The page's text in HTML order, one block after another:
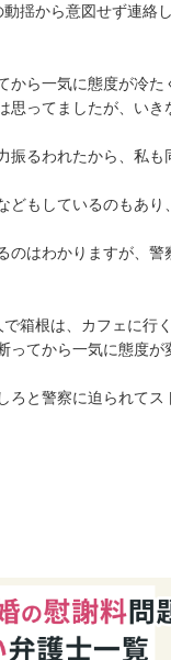
揺から意図せず連絡
から一気に態度が冷
思ってましたが、い
振るわれたから、私
もしているのもあ
のはわかりますが、
箱根は、カフェに行
ってから一気に態度が
ろと警察に迫られてス